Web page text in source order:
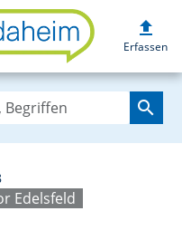
von
upload
Erfassen
search
Edelsfeld